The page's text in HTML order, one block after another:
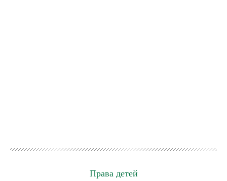
Права детей